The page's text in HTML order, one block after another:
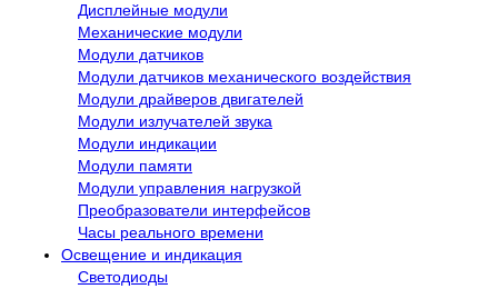
Дисплейные модули
Механические модули
Модули датчиков
Модули датчиков механического воздействия
Модули драйверов двигателей
Модули излучателей звука
Модули индикации
Модули памяти
Модули управления нагрузкой
Преобразователи интерфейсов
Часы реального времени
Освещение и индикация
Светодиоды